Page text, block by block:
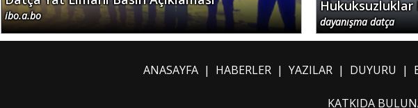
ibo.a.bo
Hukuksuzluklar
dayanışma datça
ANASAYFA| HABERLER| YAZILAR| DUYURU |
KATKIDA